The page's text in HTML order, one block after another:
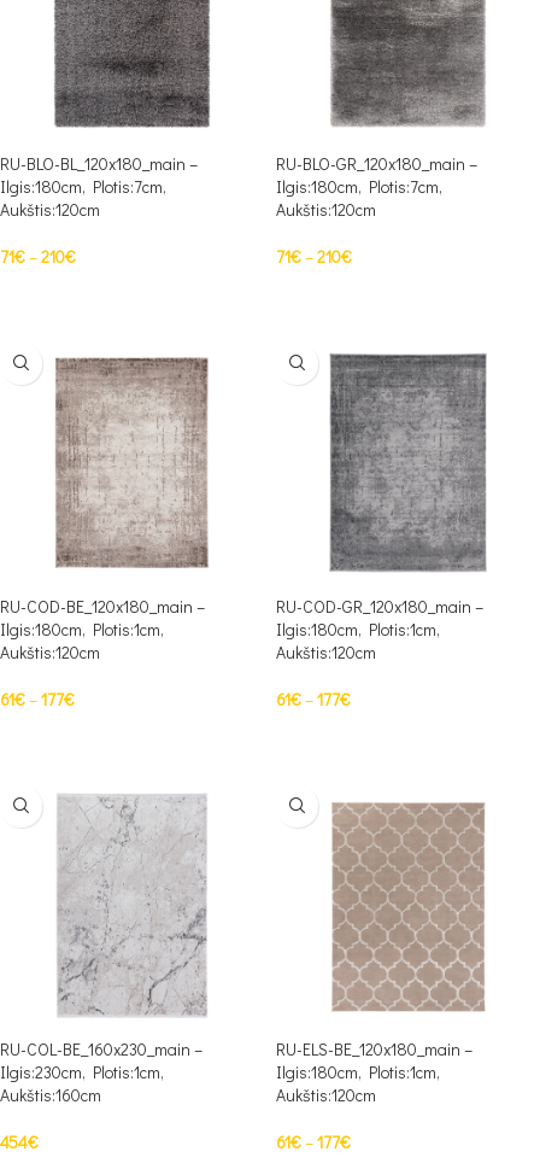
RU-BLO-BL_120x180_main –
Ilgis:180cm, Plotis:7cm,
Aukštis:120cm
71€–210€
RU-BLO-GR_120x180_main –
Ilgis:180cm, Plotis:7cm,
Aukštis:120cm
71€–210€
RU-COD-BE_120x180_main –
Ilgis:180cm, Plotis:1cm,
Aukštis:120cm
61€–177€
RU-COD-GR_120x180_main –
Ilgis:180cm, Plotis:1cm,
Aukštis:120cm
61€–177€
RU-COL-BE_160x230_main –
Ilgis:230cm, Plotis:1cm,
Aukštis:160cm
454€
RU-ELS-BE_120x180_main –
Ilgis:180cm, Plotis:1cm,
Aukštis:120cm
61€–177€